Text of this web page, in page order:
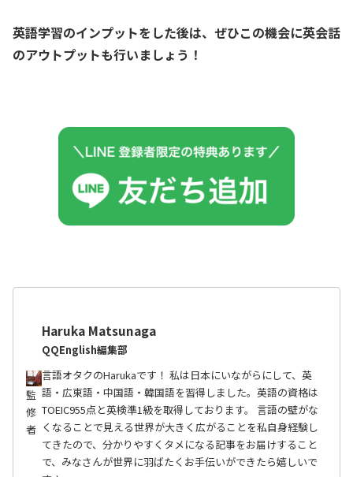
英語学習のインプットをした後は、ぜひこの機会に英会話
のアウトプットも行いましょう！
監
修
者
Haruka Matsunaga
QQEnglish編集部
言語オタクのHarukaです！ 私は日本にいながらにして、英
語・広東語・中国語・韓国語を習得しました。英語の資格は
TOEIC955点と英検準1級を取得しております。 言語の壁がな
くなることで見える世界が大きく広がることを私自身経験し
てきたので、分かりやすくタメになる記事をお届けすること
で、みなさんが世界に羽ばたくお手伝いができたら嬉しいで